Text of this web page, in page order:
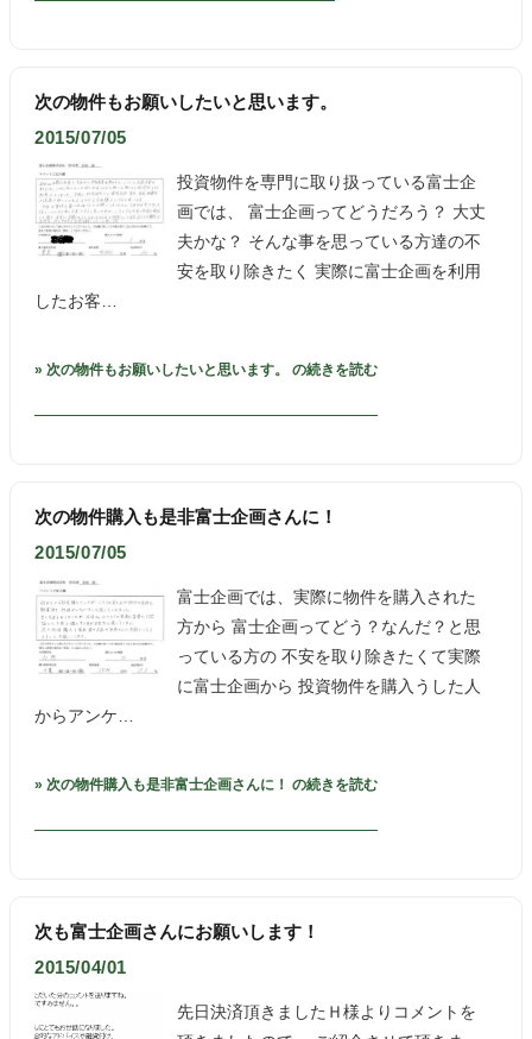
次の物件もお願いしたいと思います。
2015/07/05
投資物件を専門に取り扱っている富士企
画では、 富士企画ってどうだろう？ 大丈
夫かな？ そんな事を思っている方達の不
安を取り除きたく 実際に富士企画を利用
したお客…
» 次の物件もお願いしたいと思います。 の続きを読む
次の物件購入も是非富士企画さんに！
2015/07/05
富士企画では、実際に物件を購入された
方から 富士企画ってどう？なんだ？と思
っている方の 不安を取り除きたくて実際
に富士企画から 投資物件を購入うした人
からアンケ…
» 次の物件購入も是非富士企画さんに！ の続きを読む
次も富士企画さんにお願いします！
2015/04/01
先日決済頂きましたＨ様よりコメントを